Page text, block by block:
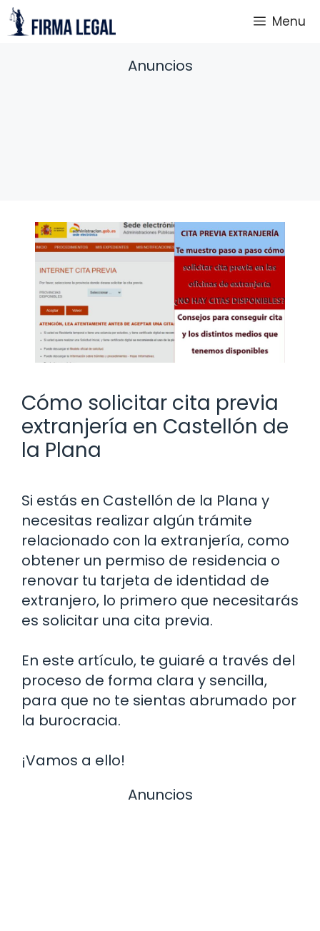
Saltar
al
Menu
Anuncios
Cómo solicitar cita previa
extranjería en Castellón de
la Plana
Si estás en Castellón de la Plana y
necesitas realizar algún trámite
relacionado con la extranjería, como
obtener un permiso de residencia o
renovar tu tarjeta de identidad de
extranjero, lo primero que necesitarás
es solicitar una cita previa.
En este artículo, te guiaré a través del
proceso de forma clara y sencilla,
para que no te sientas abrumado por
la burocracia.
¡Vamos a ello!
Anuncios